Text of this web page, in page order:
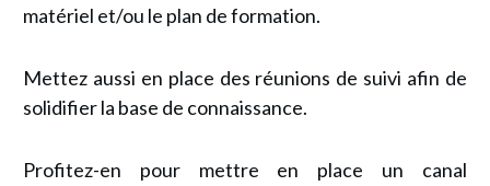
matériel et/ou le plan de formation.
Mettez aussi en place des réunions de suivi afin de
solidifier la base de connaissance.
Profitez-en pour mettre en place un canal